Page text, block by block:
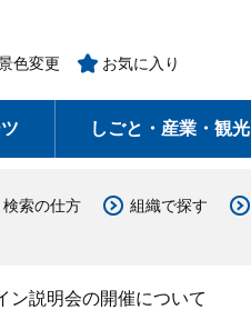
色変更 お気に入り
しごと・産業・観光
検索の仕方 組織で探す
ン説明会の開催について